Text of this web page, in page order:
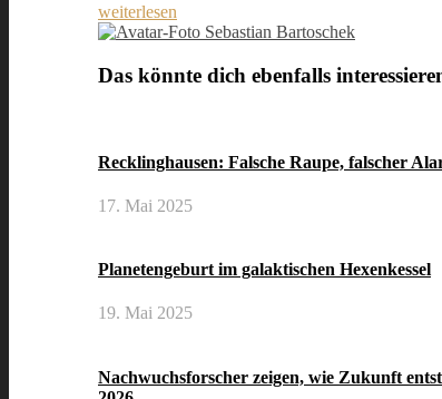
weiterlesen
Sebastian Bartoschek
Das könnte dich ebenfalls
Recklinghausen: Falsche Raupe, falscher
17. Mai 2025
Planetengeburt im galaktischen Hexenkessel
19. Mai 2025
Nachwuchsforscher zeigen, wie Zukunft